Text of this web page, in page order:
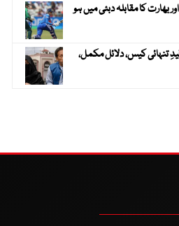
پاکستان اور بھارت کا مقابلہ دبئی میں ہو
تنہائی کیس، دلائل مکمل،